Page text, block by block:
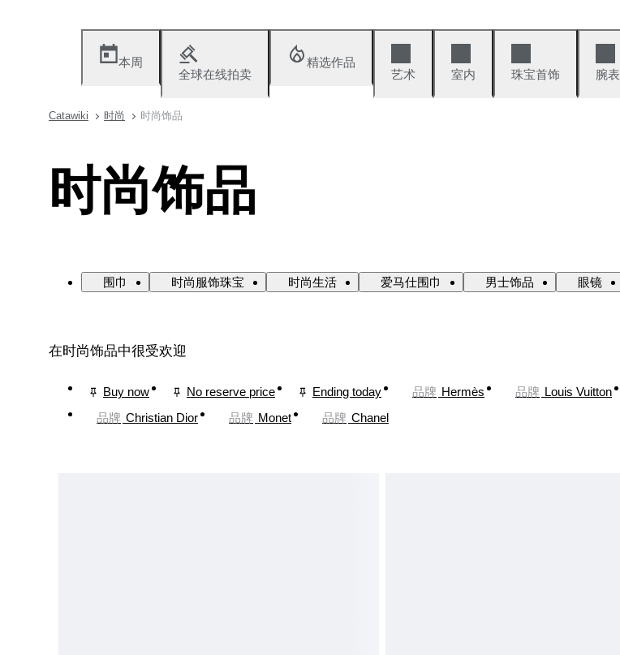
本周
全球在线拍卖
精选作品
艺术
室内 珠宝首饰 腕表
Catawiki 时尚 时尚饰品
时尚饰品
围巾 时尚服饰珠宝 时尚生活 爱马仕围巾 男士饰品 眼镜
在时尚饰品中很受欢迎
Buy now No reserve price Ending today 品牌 Hermès 品牌 Louis Vuitton
品牌 Christian Dior 品牌 Monet 品牌 Chanel